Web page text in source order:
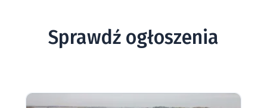
Sprawdź ogłoszenia